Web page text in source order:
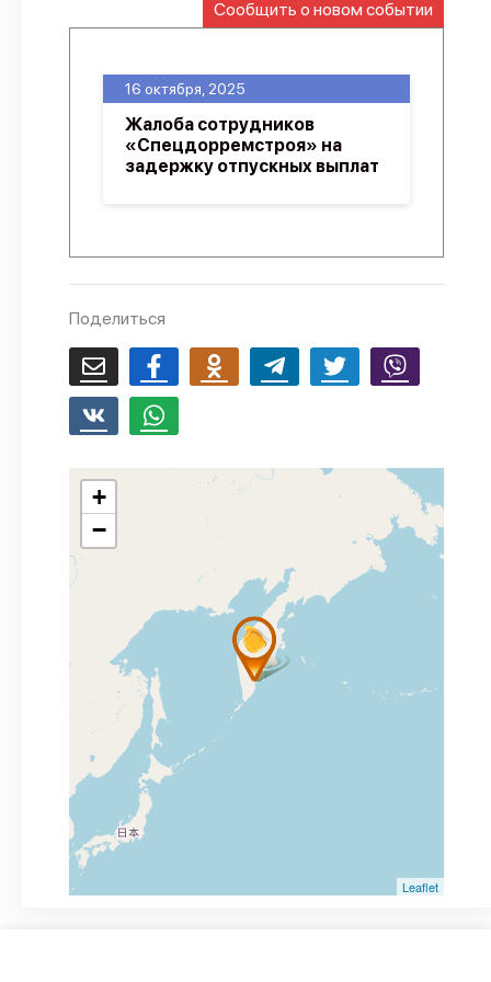
О проекте
Сообщить о новом событии
16 октября, 2025
Жалоба сотрудников
«Спецдорремстроя» на
задержку отпускных выплат
Поделиться
+
−
Leaflet